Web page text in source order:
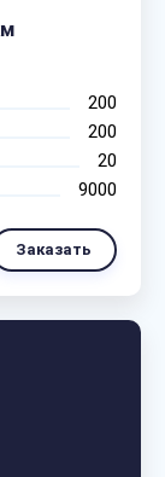
200
200
20
9000
Заказать